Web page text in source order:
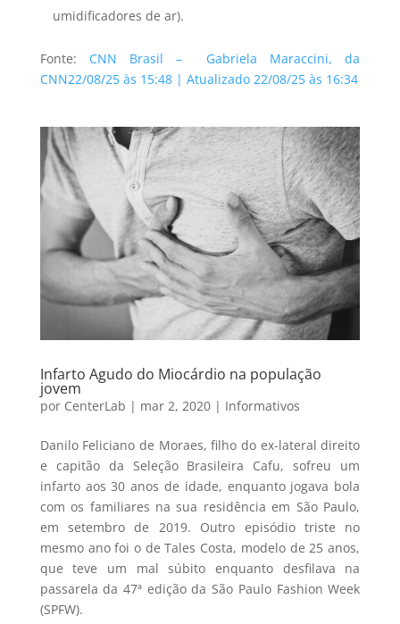
umidificadores de ar).
Fonte: CNN Brasil – Gabriela Maraccini, da
CNN22/08/25 às 15:48| Atualizado 22/08/25 às 16:34
Infarto Agudo do Miocárdio na população
jovem
por CenterLab | mar 2, 2020| Informativos
Danilo Feliciano de Moraes, filho do ex-lateral direito
e capitão da Seleção Brasileira Cafu, sofreu um
infarto aos 30 anos de idade, enquanto jogava bola
com os familiares na sua residência em São Paulo,
em setembro de 2019. Outro episódio triste no
mesmo ano foi o de Tales Costa, modelo de 25 anos,
que teve um mal súbito enquanto desfilava na
passarela da 47ª edição da São Paulo Fashion Week
(SPFW).